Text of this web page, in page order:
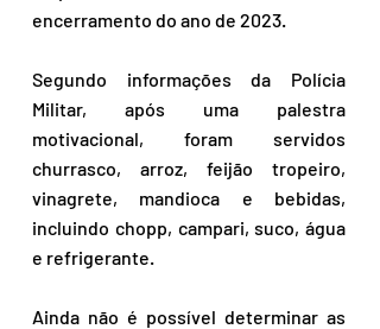
encerramento do ano de 2023.
Segundo informações da Polícia
Militar, após uma palestra
motivacional, foram servidos
churrasco, arroz, feijão tropeiro,
vinagrete, mandioca e bebidas,
incluindo chopp, campari, suco, água
e refrigerante.
Ainda não é possível determinar as